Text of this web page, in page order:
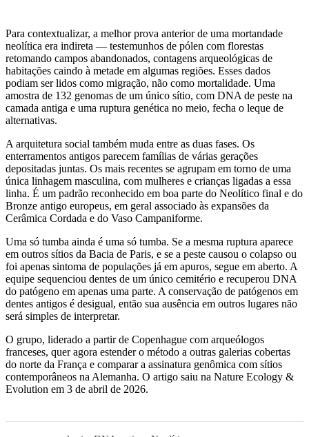
Para contextualizar, a melhor prova anterior de uma mortandade
neolítica era indireta — testemunhos de pólen com florestas
retomando campos abandonados, contagens arqueológicas de
habitações caindo à metade em algumas regiões. Esses dados
podiam ser lidos como migração, não como mortalidade. Uma
amostra de 132 genomas de um único sítio, com DNA de peste na
camada antiga e uma ruptura genética no meio, fecha o leque de
alternativas.
A arquitetura social também muda entre as duas fases. Os
enterramentos antigos parecem famílias de várias gerações
depositadas juntas. Os mais recentes se agrupam em torno de uma
única linhagem masculina, com mulheres e crianças ligadas a essa
linha. É um padrão reconhecido em boa parte do Neolítico final e do
Bronze antigo europeus, em geral associado às expansões da
Cerâmica Cordada e do Vaso Campaniforme.
Uma só tumba ainda é uma só tumba. Se a mesma ruptura aparece
em outros sítios da Bacia de Paris, e se a peste causou o colapso ou
foi apenas sintoma de populações já em apuros, segue em aberto. A
equipe sequenciou dentes de um único cemitério e recuperou DNA
do patógeno em apenas uma parte. A conservação de patógenos em
dentes antigos é desigual, então sua ausência em outros lugares não
será simples de interpretar.
O grupo, liderado a partir de Copenhague com arqueólogos
franceses, quer agora estender o método a outras galerias cobertas
do norte da França e comparar a assinatura genômica com sítios
contemporâneos na Alemanha. O artigo saiu na Nature Ecology &
Evolution em 3 de abril de 2026.